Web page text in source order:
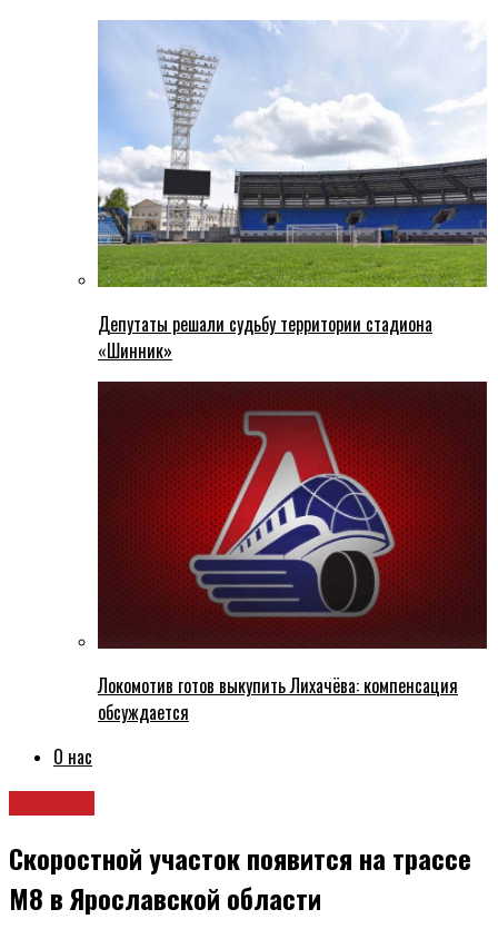
Депутаты решали судьбу территории стадиона
«Шинник»
Локомотив готов выкупить Лихачёва: компенсация
обсуждается
О нас
Скоростной участок появится на трассе
М8 в Ярославской области